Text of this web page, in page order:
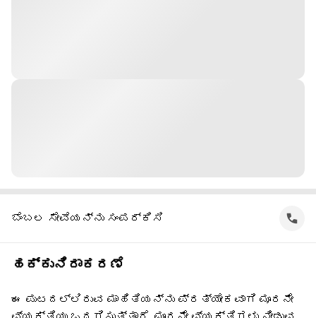
ಬೆಂಬಲ ಸೇವೆಯನ್ನು ಸಂಪರ್ಕಿಸಿ
ಹಕ್ಕುನಿರಾಕರಣೆ
ಈ ಪುಟದಲ್ಲಿರುವ ಮಾಹಿತಿಯನ್ನು ಪ್ರತ್ಯೇಕವಾಗಿ ಮೂರನೇ